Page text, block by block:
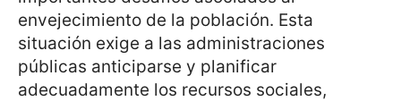
envejecimiento de la población. Esta
situación exige a las administraciones
públicas anticiparse y planificar
adecuadamente los recursos sociales,